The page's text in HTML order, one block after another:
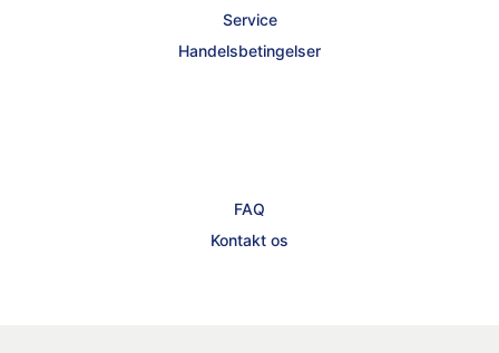
Service
Handelsbetingelser
FAQ
Kontakt os